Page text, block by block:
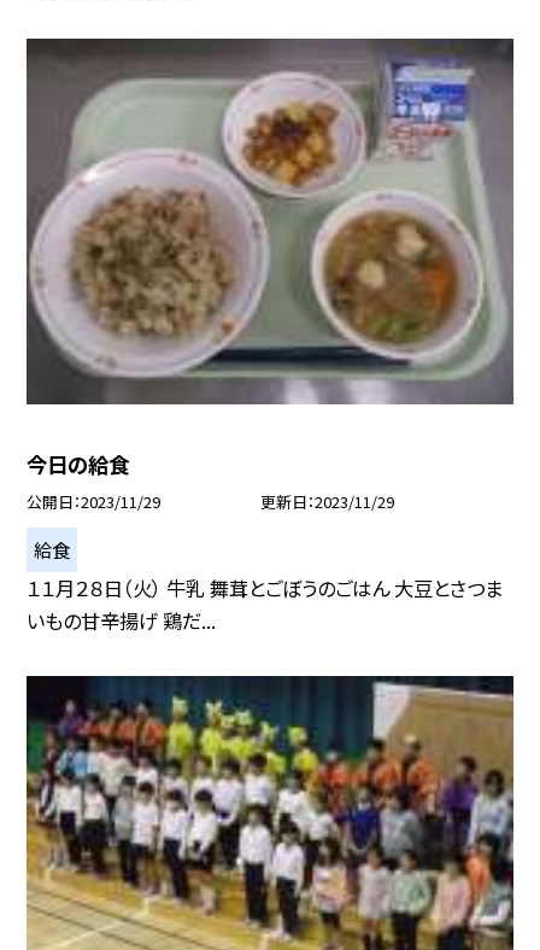
今日の給食
公開日 2023/11/29 更新日 2023/11/29
給食
１１月２８日（火） 牛乳 舞茸とごぼうのごはん 大豆とさつま
いもの甘辛揚げ 鶏だ...